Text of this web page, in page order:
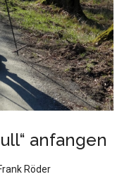
anfangen
Röder